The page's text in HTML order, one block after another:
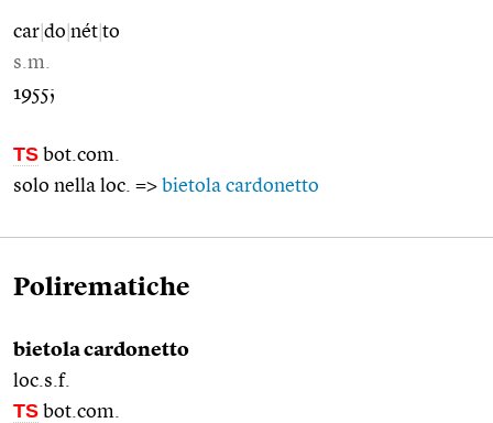
car do nét to
s.m.
1955;
TS bot.com.
solo nella loc. => bietola cardonetto
Polirematiche
bietola cardonetto
loc.s.f.
TS bot.com.